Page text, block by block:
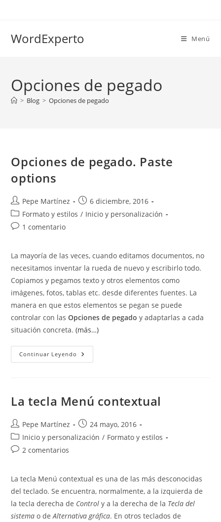
WordExperto Menú
Opciones de pegado
> Blog > Opciones de pegado
Opciones de pegado. Paste
options
Autor
de
la
entrada:
Pepe Martínez
Publicación
de
6 diciembre, 2016
Categoría
de
Formato y estilos / Inicio y personalización
Comentarios
entrada:
1 comentario
La mayoría de las veces, cuando editamos documentos, no
necesitamos inventar la rueda de nuevo y escribirlo todo.
Copiamos y pegamos texto y otros elementos como
imágenes, fotos, tablas etc. desde diferentes fuentes. La
manera en que estos elementos se pegan se puede
controlar con lasOpciones de pegado y adaptarlas a cada
situación concreta.(más…)
Continuar Leyendo Opciones
De
La tecla Menú contextual
Autor
de
la
entrada:
Pepe Martínez
Publicación
de
24 mayo, 2016
Categoría
de
Inicio y personalización / Formato y estilos
Comentarios
entrada:
2 comentarios
La tecla Menú contextual es una de las más desconocidas
del teclado. Se encuentra, normalmente, a la izquierda de
la tecla derecha de Control y a la derecha de la Tecla del
sistema o deAlternativa gráfica. En otros teclados de